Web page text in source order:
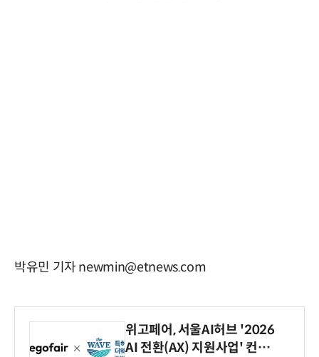
박유민 기자 newmin@etnews.com
위고페어, 서울AI허브 '2026
AI 전환(AX) 지원사업' 컨소